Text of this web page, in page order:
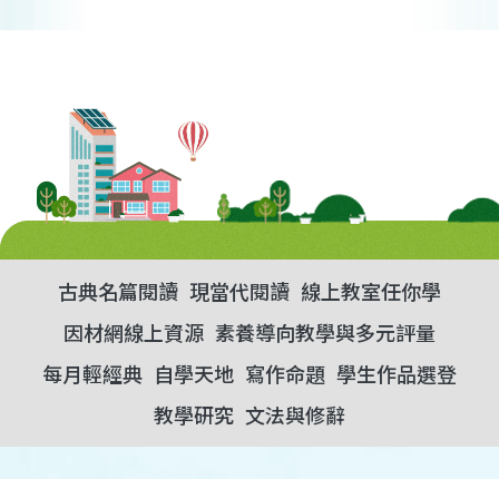
古典名篇閱讀 現當代閱讀 線上教室任你學
因材網線上資源 素養導向教學與多元評量
每月輕經典 自學天地 寫作命題 學生作品選登
教學研究 文法與修辭